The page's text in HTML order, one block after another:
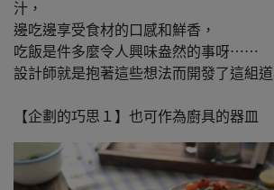
汁，
邊吃邊享受食材的口感和鮮香，
吃飯是件多麼令人興味盎然的事呀⋯⋯
設計師就是抱著這些想法而開發了這組道
【企劃的巧思１】也可作為廚具的器皿